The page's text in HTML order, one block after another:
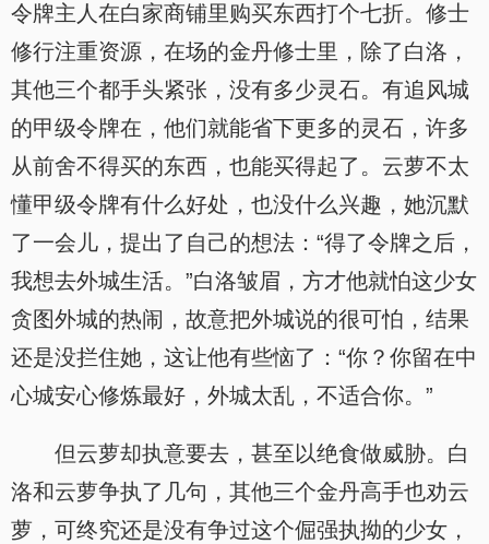
令牌主人在白家商铺里购买东西打个七折。修士
修行注重资源，在场的金丹修士里，除了白洛，
其他三个都手头紧张，没有多少灵石。有追风城
的甲级令牌在，他们就能省下更多的灵石，许多
从前舍不得买的东西，也能买得起了。云萝不太
懂甲级令牌有什么好处，也没什么兴趣，她沉默
了一会儿，提出了自己的想法：“得了令牌之后，
我想去外城生活。”白洛皱眉，方才他就怕这少女
贪图外城的热闹，故意把外城说的很可怕，结果
还是没拦住她，这让他有些恼了：“你？你留在中
心城安心修炼最好，外城太乱，不适合你。”
但云萝却执意要去，甚至以绝食做威胁。白
洛和云萝争执了几句，其他三个金丹高手也劝云
萝，可终究还是没有争过这个倔强执拗的少女，